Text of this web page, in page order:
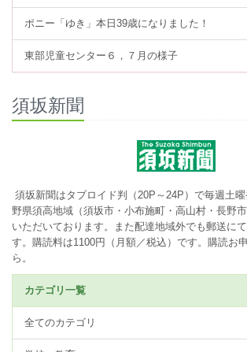
ポニー「ゆき」本日39歳になりました！
東部児童センター６，７月の様子
須坂新聞
須坂新聞はタブロイド判（20P～24P）で毎週土
野県須高地域（須坂市・小布施町・高山村・長野
いただいております。また配達地域外でも郵送に
す。購読料は1100円（月額／税込）です。 購読お
ら。
カテゴリ一覧
全てのカテゴリ